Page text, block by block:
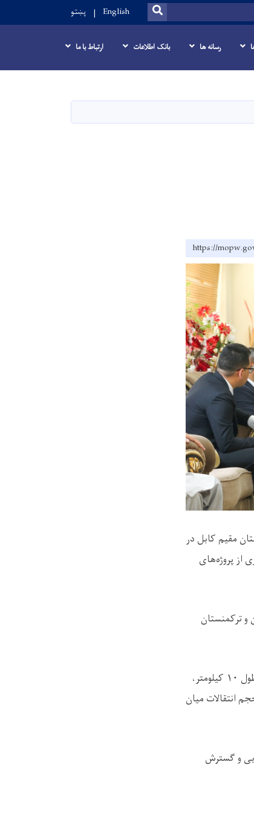
SEARCH
English پښتو
رسانه ها بانک اطلاعات ارتباط با ما
https://
مقیم کابل در
از پروژه‌های
و ترکمنستان
در این نشست، درباره پیشرفت پروژه‌های تحت کار از جمله اعمار و ساخت خط آهن آقینه–اندخوی به طول ۱۰ کیلومتر،
انتقالات میان
و گسترش